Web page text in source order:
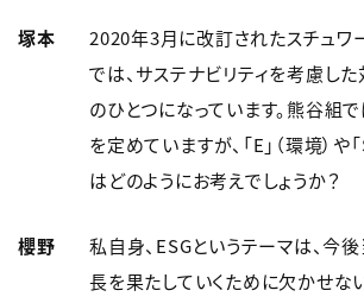
塚本
2020年3月に改訂されたスチュワ
では、サステナビリティを考慮し
のひとつになっています。熊谷組
を定めていますが、「E」（環境）や
はどのようにお考えでしょうか？
櫻野
私自身、ESGというテーマは、今
長を果たしていくために欠かせな